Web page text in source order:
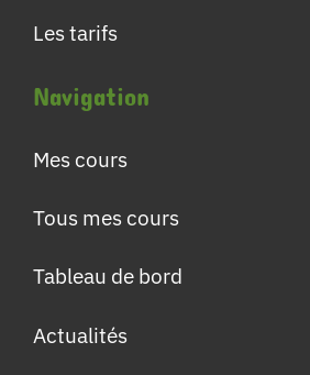
Les tarifs
Navigation
Mes cours
Tous mes cours
Tableau de bord
Actualités